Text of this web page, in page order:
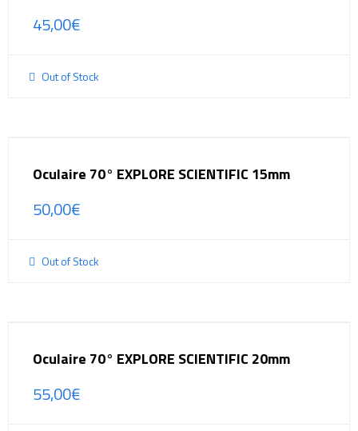
45,00€
Out of Stock
Oculaire 70° EXPLORE SCIENTIFIC 15mm
50,00€
Out of Stock
Oculaire 70° EXPLORE SCIENTIFIC 20mm
55,00€